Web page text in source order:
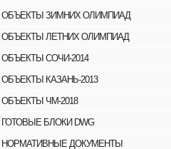
ОБЪЕКТЫ ЗИМНИХ ОЛИМПИАД
ОБЪЕКТЫ ЛЕТНИХ ОЛИМПИАД
ОБЪЕКТЫ СОЧИ-2014
ОБЪЕКТЫ КАЗАНЬ-2013
ОБЪЕКТЫ ЧМ-2018
ГОТОВЫЕ БЛОКИ DWG
НОРМАТИВНЫЕ ДОКУМЕНТЫ